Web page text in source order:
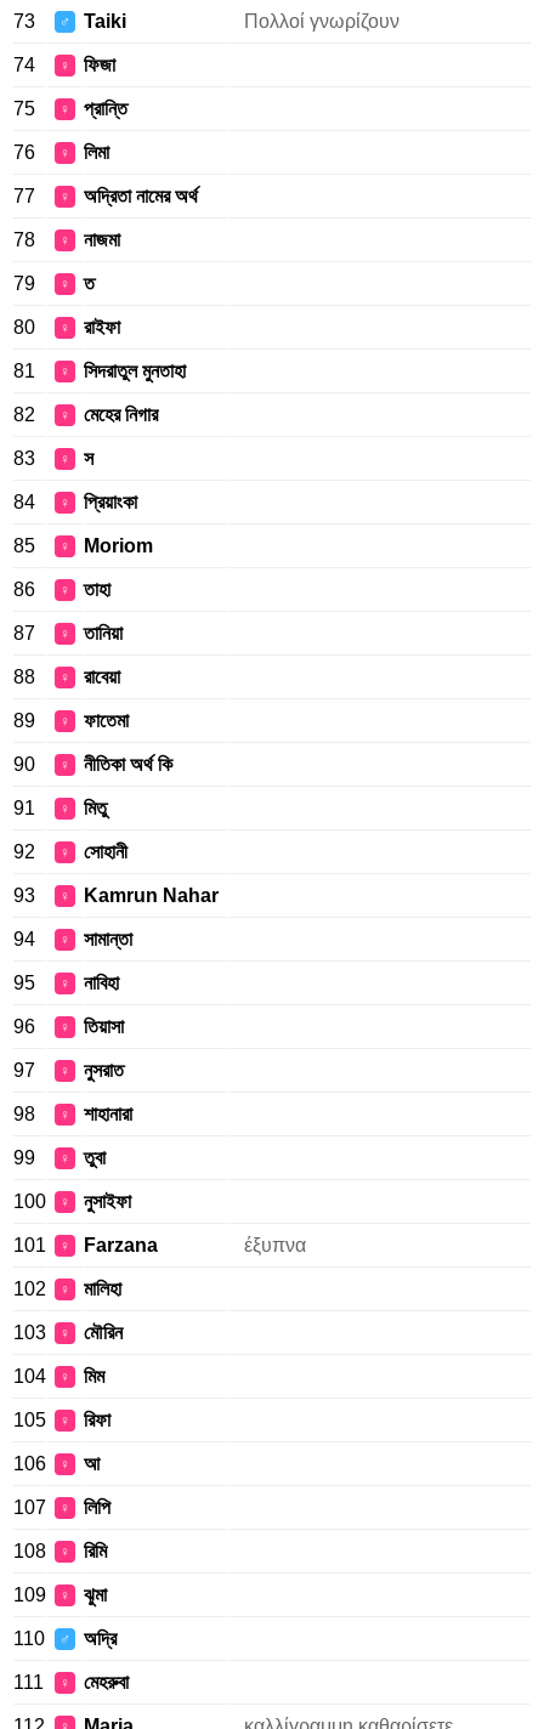
73 ♂ Taiki Πολλοί γνωρίζουν
74 ♀ ফিজা
75 ♀ প্রান্তি
76 ♀ লিমা
77 ♀ অদ্রিতা নামের অর্থ
78 ♀ নাজমা
79 ♀ ত
80 ♀ রাইফা
81 ♀ সিদরাতুল মুনতাহা
82 ♀ মেহের নিগার
83 ♀ স
84 ♀ প্রিয়াংকা
85 ♀ Moriom
86 ♀ তাহা
87 ♀ তানিয়া
88 ♀ রাবেয়া
89 ♀ ফাতেমা
90 ♀ নীতিকা অর্থ কি
91 ♀ মিতু
92 ♀ সোহানী
93 ♀ Kamrun Nahar
94 ♀ সামান্তা
95 ♀ নাবিহা
96 ♀ তিয়াসা
97 ♀ নুসরাত
98 ♀ শাহানারা
99 ♀ তুবা
100 ♀ নুসাইফা
101 ♀ Farzana έξυπνα
102 ♀ মালিহা
103 ♀ মৌরিন
104 ♀ মিম
105 ♀ রিফা
106 ♀ আ
107 ♀ লিপি
108 ♀ রিমি
109 ♀ ঝুমা
110 ♂ অদ্রি
111 ♀ মেহরুবা